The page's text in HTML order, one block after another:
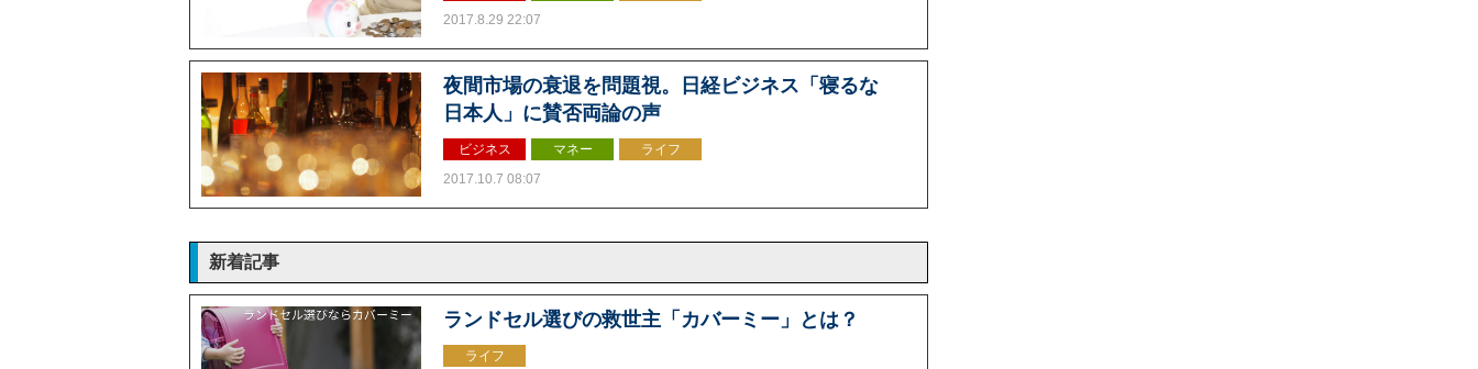
2017.8.29 22:07
夜間市場の衰退を問題視。日経ビジネス「寝るな
日本人」に賛否両論の声
ビジネス マネー
ライフ
2017.10.7 08:07
新着記事
ランドセル選びの救世主「カバーミー」とは？
ライフ